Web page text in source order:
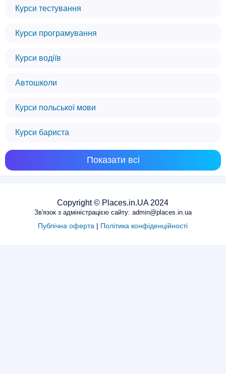
Курси тестування
Курси програмування
Курси водіїв
Автошколи
Курси польської мови
Курси бариста
Показати всі
Copyright © Places.in.UA 2024
Зв'язок з адміністрацією сайту: admin@places.in.ua
Публічна оферта | Політика конфіденційності